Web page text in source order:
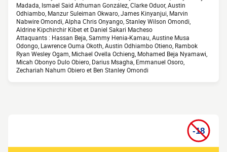
Madada, Ismael Said Athuman González, Clarke Oduor, Austin
Odhiambo, Manzur Suleiman Okwaro, James Kinyanjui, Marvin
Nabwire Omondi, Alpha Chris Onyango, Stanley Wilson Omondi,
Aldrine Kipchirchir Kibet et Daniel Sakari Macheso
Attaquants : Hassan Beja, Sammy Henia-Kamau, Austine Musa
Odongo, Lawrence Ouma Okoth, Austin Odhiambo Otieno, Rambok
Ryan Wesley Ogam, Michael Ovella Ochieng, Mohamed Beja Nyamawi,
Micah Obonyo Dulo Obiero, Darius Msagha, Emmanuel Osoro,
Zechariah Nahum Obiero et Ben Stanley Omondi